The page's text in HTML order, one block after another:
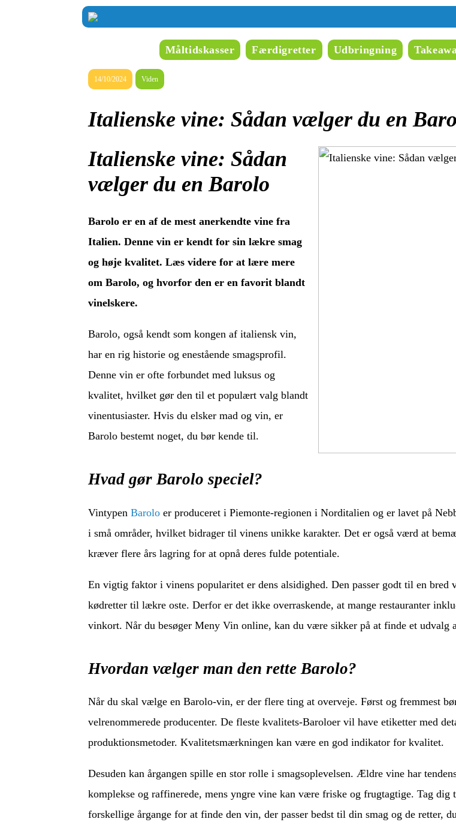
Måltidskasser Færdigretter Udbringning
14/10/2024 Viden
Italienske vine: Sådan vælger du en
Italienske vine: Sådan
vælger du en Barolo
Barolo er en af de mest anerkendte vine fra
Italien. Denne vin er kendt for sin lækre smag
og høje kvalitet. Læs videre for at lære mere
om Barolo, og hvorfor den er en favorit blandt
vinelskere.
Barolo, også kendt som kongen af italiensk vin,
har en rig historie og enestående smagsprofil.
Denne vin er ofte forbundet med luksus og
kvalitet, hvilket gør den til et populært valg blandt
vinentusiaster. Hvis du elsker mad og vin, er
Barolo bestemt noget, du bør kende til.
Hvad gør Barolo speciel?
Vintypen Barolo er produceret i Piemonte-regionen i Norditalien og er lavet på
i små områder, hvilket bidrager til vinens unikke karakter. Det er også værd at
kræver flere års lagring for at opnå deres fulde potentiale.
En vigtig faktor i vinens popularitet er dens alsidighed. Den passer godt til en bred
kødretter til lækre oste. Derfor er det ikke overraskende, at mange restauranter
vinkort. Når du besøger Meny Vin online, kan du være sikker på at finde et udvalg
Hvordan vælger man den rette Barolo?
Når du skal vælge en Barolo-vin, er der flere ting at overveje. Først og fremmest
velrenommerede producenter. De fleste kvalitets-Baroloer vil have etiketter med
produktionsmetoder. Kvalitetsmærkningen kan være en god indikator for kvalitet.
Desuden kan årgangen spille en stor rolle i smagsoplevelsen. Ældre vine har
komplekse og raffinerede, mens yngre vine kan være friske og frugtagtige. Tag dig
forskellige årgange for at finde den vin, der passer bedst til din smag og de retter,